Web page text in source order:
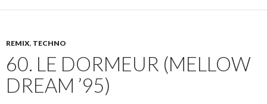
REMIX, TECHNO
60. LE DORMEUR (MELLOW
DREAM ’95)